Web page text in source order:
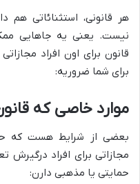
هر قانونی، استثنائاتی هم
نیست. یعنی یه جاهایی
قانون برای اون افراد
برای شما ضروریه:
موارد خاصی که
بعضی از شرایط هست که
مجازاتی برای افراد درگیرش
حمایتی یا مذهبی دارن: